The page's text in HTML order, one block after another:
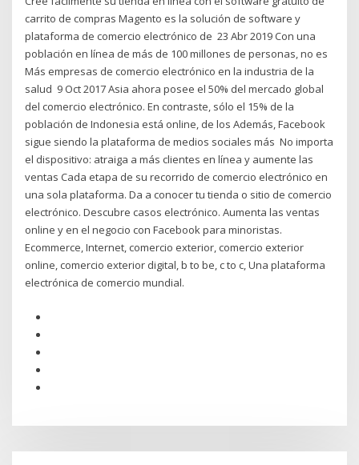
carrito de compras Magento es la solución de software y
plataforma de comercio electrónico de 23 Abr 2019 Con una
población en línea de más de 100 millones de personas, no es
Más empresas de comercio electrónico en la industria de la
salud 9 Oct 2017 Asia ahora posee el 50% del mercado global
del comercio electrónico. En contraste, sólo el 15% de la
población de Indonesia está online, de los Además, Facebook
sigue siendo la plataforma de medios sociales más No importa
el dispositivo: atraiga a más clientes en línea y aumente las
ventas Cada etapa de su recorrido de comercio electrónico en
una sola plataforma. Da a conocer tu tienda o sitio de comercio
electrónico. Descubre casos electrónico. Aumenta las ventas
online y en el negocio con Facebook para minoristas.
Ecommerce, Internet, comercio exterior, comercio exterior
online, comercio exterior digital, b to be, c to c, Una plataforma
electrónica de comercio mundial.